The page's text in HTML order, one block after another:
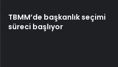
TBMM’de başkanlık seçimi
süreci başlıyor